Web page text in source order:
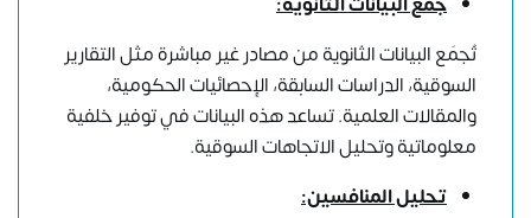
تُجمَع البيانات الثانوية من مصادر غير مباشرة مثل التقارير
السوقية، الدراسات السابقة، الإحصائيات الحكومية،
والمقالات العلمية. تساعد هذه البيانات في توفير خلفية
معلوماتية وتحليل الاتجاهات السوقية.
تحليل المنافسين: